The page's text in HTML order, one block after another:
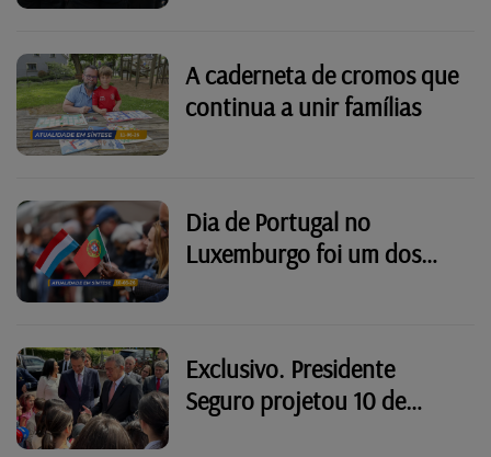
A caderneta de cromos que
continua a unir famílias
Dia de Portugal no
Luxemburgo foi um dos
Exclusivo. Presidente
Seguro projetou 10 de